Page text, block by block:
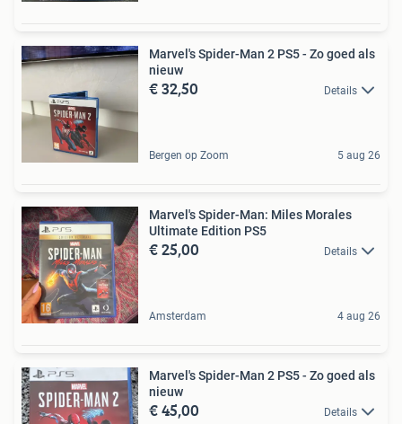
Marvel's Spider-Man 2 PS5 - Zo goed als
nieuw
€ 32,50 Details
Bergen op Zoom 5 aug 26
Marvel's Spider-Man: Miles Morales
Ultimate Edition PS5
€ 25,00 Details
Amsterdam 4 aug 26
Marvel's Spider-Man 2 PS5 - Zo goed als
nieuw
€ 45,00 Details